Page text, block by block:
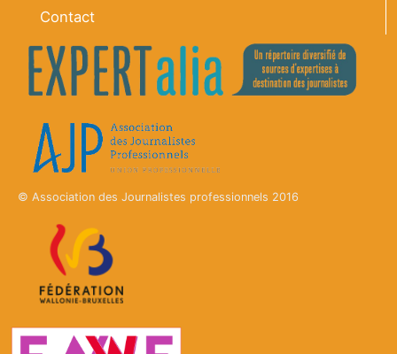
Contact
© Association des Journalistes professionnels 2016